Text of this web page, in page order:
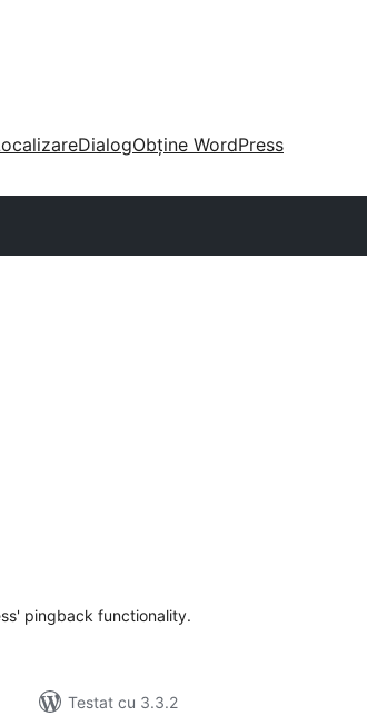
DialogObține WordPress
pingback functionality.
Testat cu 3.3.2